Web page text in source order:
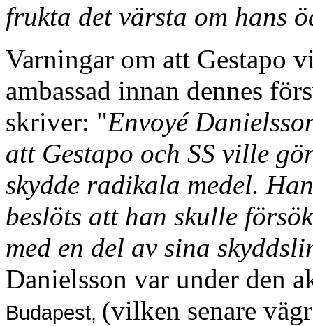
frukta det värsta om hans
Varningar om att Gestapo
ambassad innan dennes
skriver: "Envoyé
att Gestapo och SS ville
skydde radikala medel.
beslöts att han skulle
med en del av sina
Danielsson var under den
Budapest, (vilken senare